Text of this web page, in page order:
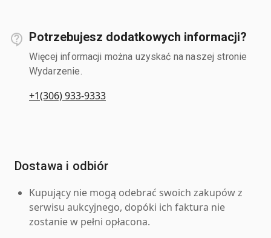
Potrzebujesz dodatkowych informacji?
Więcej informacji można uzyskać na naszej stronie
Wydarzenie.
+1(306) 933-9333
Dostawa i odbiór
Kupujący nie mogą odebrać swoich zakupów z
serwisu aukcyjnego, dopóki ich faktura nie
zostanie w pełni opłacona.